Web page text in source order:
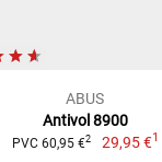
ABUS
Antivol 8900
PVC 60,95 €2 29,95 €1